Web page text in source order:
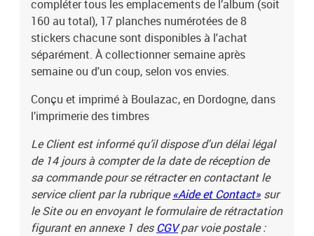
compléter tous les emplacements de l’album (soit
160 au total), 17 planches numérotées de 8
stickers chacune sont disponibles à l'achat
séparément. À collectionner semaine après
semaine ou d'un coup, selon vos envies.
Conçu et imprimé à Boulazac, en Dordogne, dans
l’imprimerie des timbres
Le Client est informé qu’il dispose d'un délai légal
de 14 jours à compter de la date de réception de
sa commande pour se rétracter en contactant le
service client par la rubrique«Aide et Contact» sur
le Site ou en envoyant le formulaire de rétractation
figurant en annexe 1 des CGVpar voie postale :